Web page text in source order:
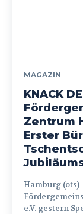
MAGAZIN
KNACK
Zentrum
Erster
Hamburg (ots) - Anlässlich ihres 50. Jubiläums lud die
e.V. gestern